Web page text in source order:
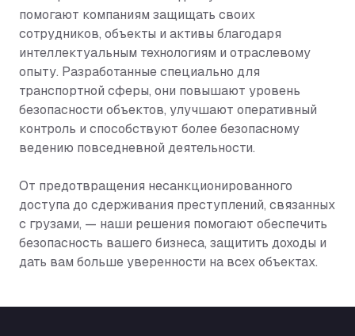
помогают компаниям защищать своих
сотрудников, объекты и активы благодаря
интеллектуальным технологиям и отраслевому
опыту. Разработанные специально для
транспортной сферы, они повышают уровень
безопасности объектов, улучшают оперативный
контроль и способствуют более безопасному
ведению повседневной деятельности.
От предотвращения несанкционированного
доступа до сдерживания преступлений, связанных
с грузами, — наши решения помогают обеспечить
безопасность вашего бизнеса, защитить доходы и
дать вам больше уверенности на всех объектах.